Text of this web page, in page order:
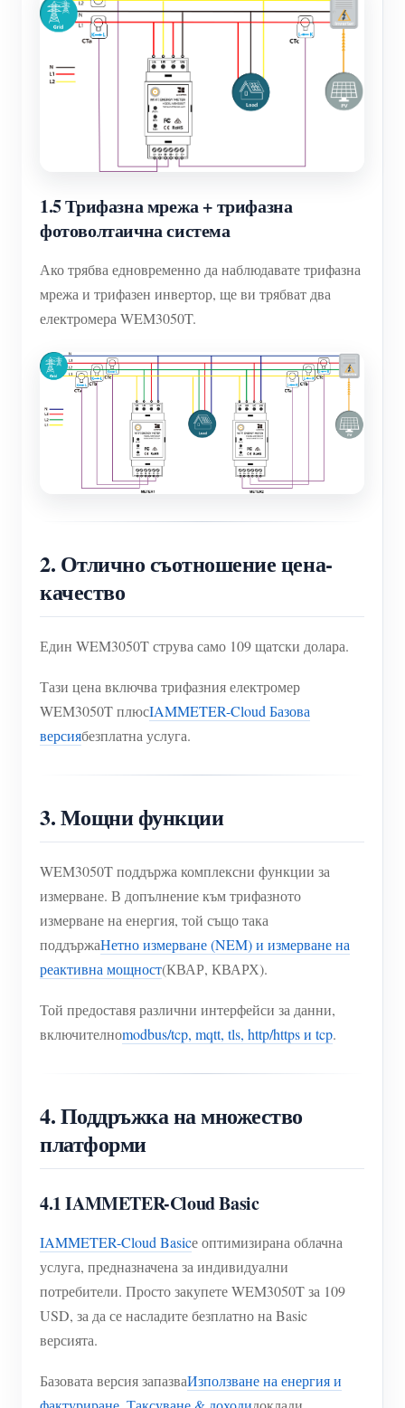
1.5 Трифазна мрежа + трифазна
фотоволтаична система
Ако трябва едновременно да наблюдавате трифазна
мрежа и трифазен инвертор, ще ви трябват два
електромера WEM3050T.
2. Отлично съотношение цена-
качество
Един WEM3050T струва само 109 щатски долара.
Тази цена включва трифазния електромер
WEM3050T плюсIAMMETER-Cloud Базова
версиябезплатна услуга.
3. Мощни функции
WEM3050T поддържа комплексни функции за
измерване. В допълнение към трифазното
измерване на енергия, той също така
поддържаНетно измерване (NEM) и измерване на
реактивна мощност(КВАР, КВАРХ).
Той предоставя различни интерфейси за данни,
включителноmodbus/tcp, mqtt, tls, http/https и tcp.
4. Поддръжка на множество
платформи
4.1 IAMMETER-Cloud Basic
IAMMETER-Cloud Basicе оптимизирана облачна
услуга, предназначена за индивидуални
потребители. Просто закупете WEM3050T за 109
USD, за да се насладите безплатно на Basic
версията.
Базовата версия запазваИзползване на енергия и